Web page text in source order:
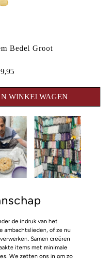
Bedel Groot
WINKELWAGEN
de indruk van het
ambachtslieden, of ze nu
Samen creëren
items met minimale
We zetten ons in om zo